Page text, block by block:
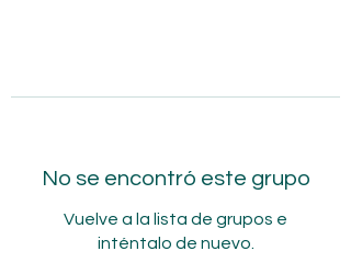
No se encontró este grupo
Vuelve a la lista de grupos e
inténtalo de nuevo.